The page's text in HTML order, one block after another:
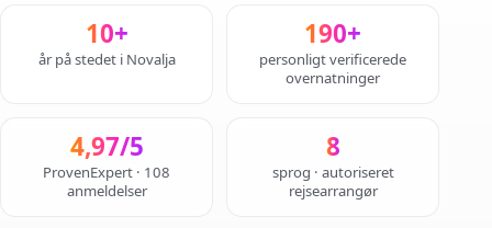
10+
år på stedet i Novalja
190+
personligt verificerede
overnatninger
4,97/5
ProvenExpert · 108
anmeldelser
8
sprog · autoriseret
rejsearrangør